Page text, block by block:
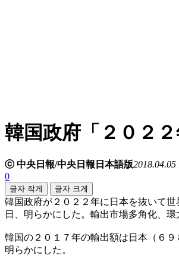
韓国政府「２０２
ⓒ 中央日報/中央日報日本語版2018.04.05
0
글자 작게 글자 크게
韓国政府が２０２２年に日本を抜いて
日、明らかにした。輸出市場多角化、
韓国の２０１７年の輸出額は日本（６
明らかにした。